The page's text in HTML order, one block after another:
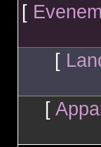
[
[
[